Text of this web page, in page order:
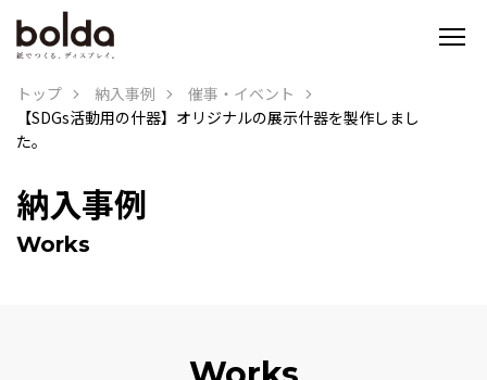
トップ 納入事例
催事・イベント
【SDGs活動用の什器】オリジナルの展示什器を製作しまし
た。
納入事例
Works